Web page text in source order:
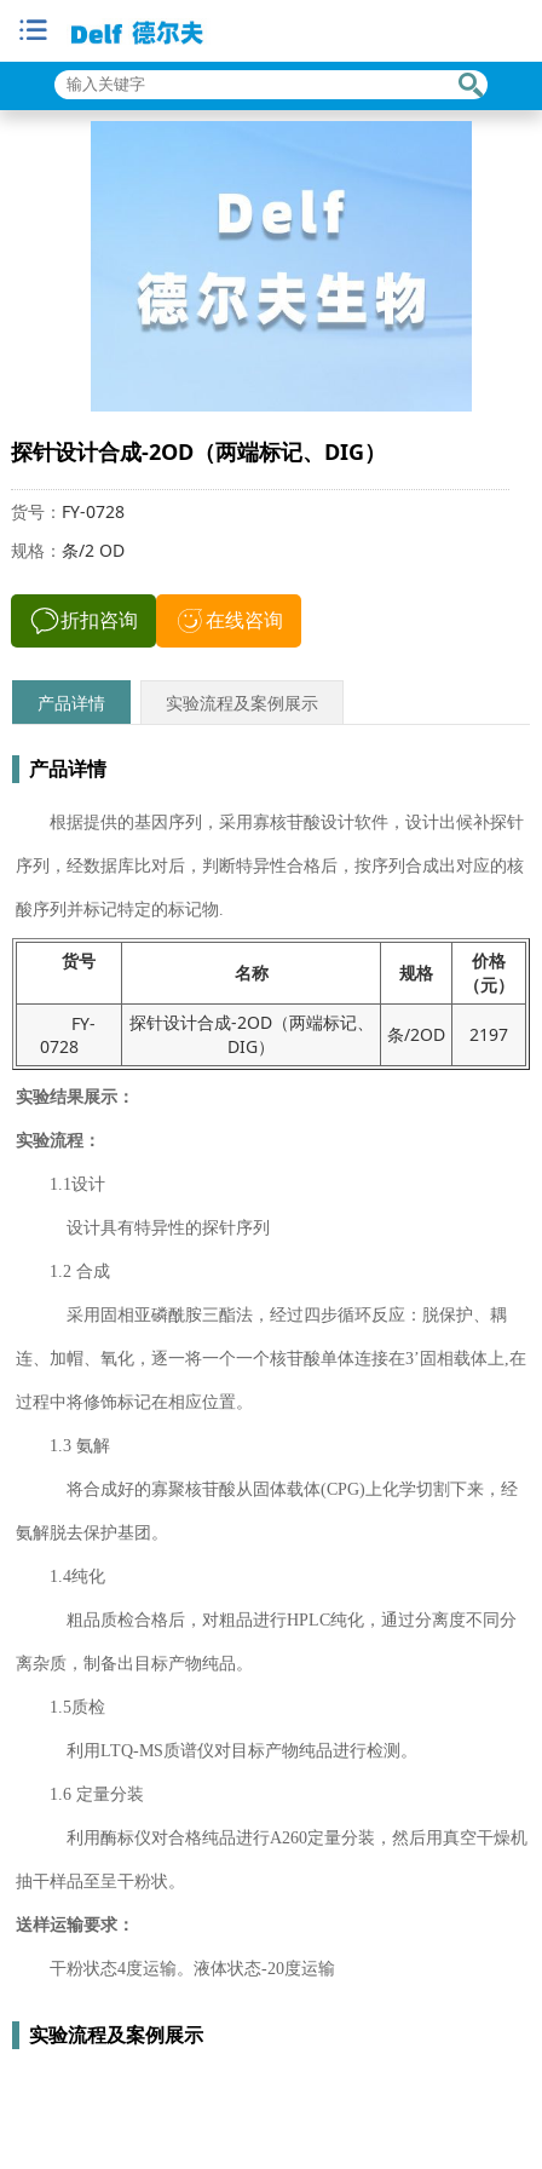
探针设计合成-2OD（两端标记、DIG）
货号： FY-0728
规格： 条/2 OD
折扣咨询 在线咨询
产品详情 实验流程及案例展示
产品详情
根据提供的基因序列，采用寡核苷酸设计软件，设计出候补探针
序列，经数据库比对后，判断特异性合格后，按序列合成出对应的核
酸序列并标记特定的标记物.
货号
名称 规格
价格
（元）
FY-
0728
探针设计合成-2OD（两端标记、
DIG）
条/2OD 2197
实验结果展示：
实验流程：
1.1设计
设计具有特异性的探针序列
1.2 合成
采用固相亚磷酰胺三酯法，经过四步循环反应：脱保护、耦
连、加帽、氧化，逐一将一个一个核苷酸单体连接在3’固相载体上,在
过程中将修饰标记在相应位置。
1.3 氨解
将合成好的寡聚核苷酸从固体载体(CPG)上化学切割下来，经
氨解脱去保护基团。
1.4纯化
粗品质检合格后，对粗品进行HPLC纯化，通过分离度不同分
离杂质，制备出目标产物纯品。
1.5质检
利用LTQ-MS质谱仪对目标产物纯品进行检测。
1.6 定量分装
利用酶标仪对合格纯品进行A260定量分装，然后用真空干燥机
抽干样品至呈干粉状。
送样运输要求：
干粉状态4度运输。液体状态-20度运输
实验流程及案例展示